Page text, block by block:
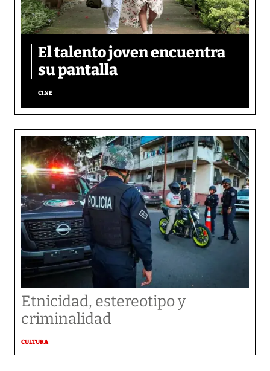
El talento joven encuentra
su pantalla​
CINE
Etnicidad, estereotipo y
criminalidad
CULTURA